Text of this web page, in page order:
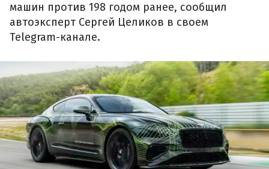
машин против 198 годом ранее, сообщил
автоэксперт Сергей Целиков в своем
Telegram-канале.